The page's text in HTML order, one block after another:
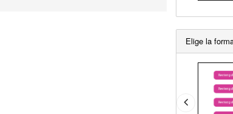
Elige la